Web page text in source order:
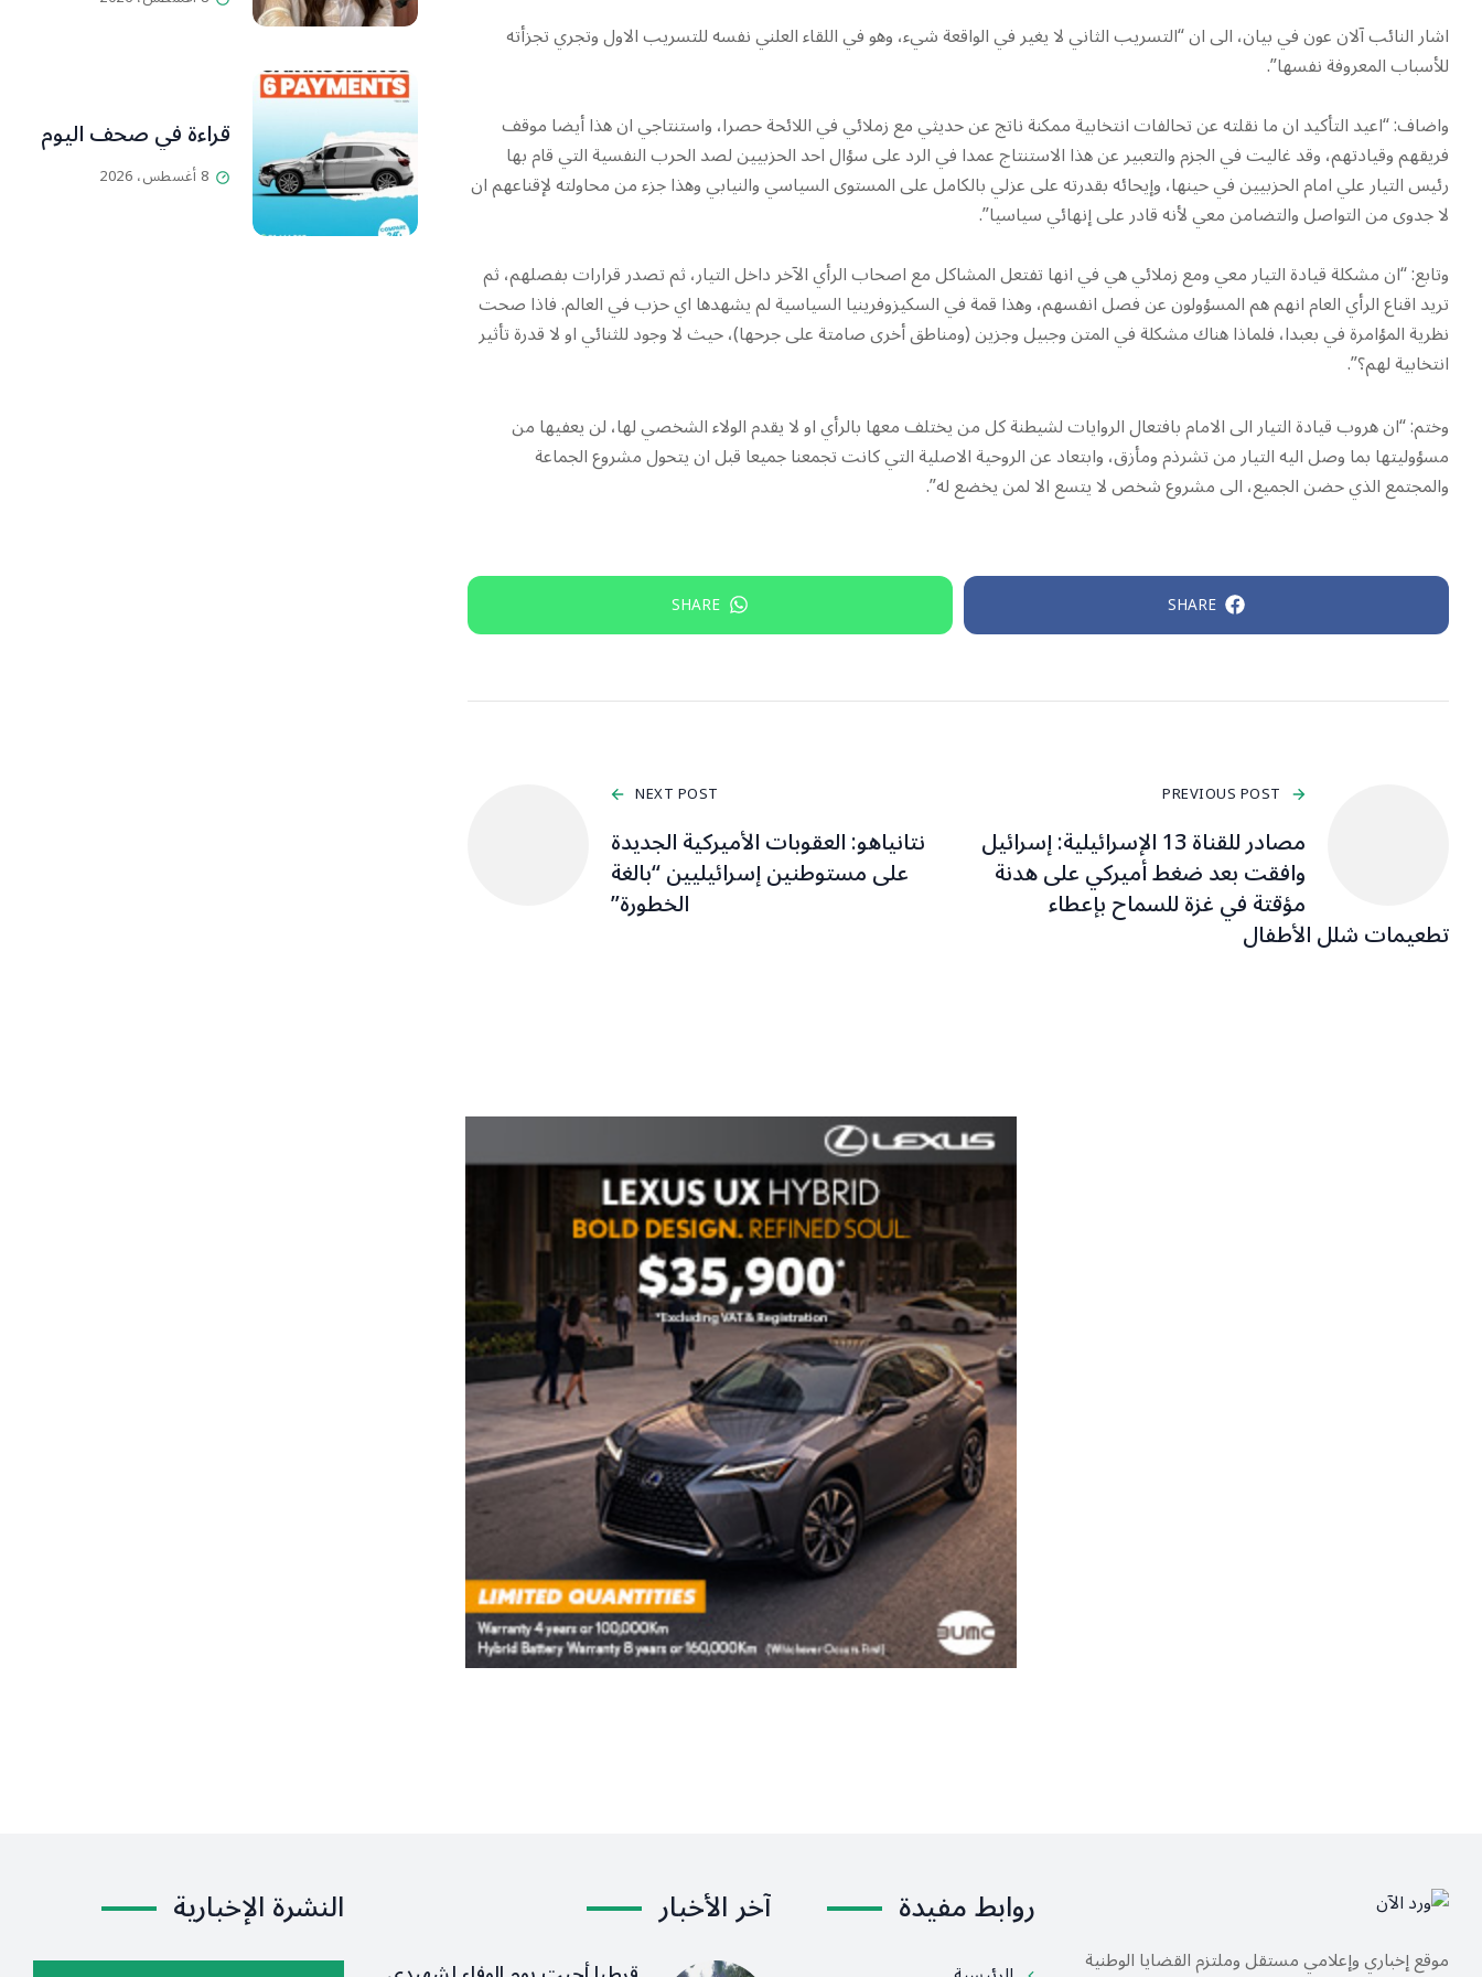
اشار النائب آلان عون في بيان، الى ان “التسريب الثاني لا يغير في الواقعة شيء، وهو في اللقاء العلني نفسه للتسريب الاول وتجري تجزأته
للأسباب المعروفة نفسها”.
واضاف: “اعيد التأكيد ان ما نقلته عن تحالفات انتخابية ممكنة ناتج عن حديثي مع زملائي في اللائحة حصرا، واستنتاجي ان هذا أيضا موقف
فريقهم وقيادتهم، وقد غاليت في الجزم والتعبير عن هذا الاستنتاج عمدا في الرد على سؤال احد الحزبيين لصد الحرب النفسية التي قام بها
رئيس التيار علي امام الحزبيين في حينها، وإيحائه بقدرته على عزلي بالكامل على المستوى السياسي والنيابي وهذا جزء من محاولته لإقناعهم ان
لا جدوى من التواصل والتضامن معي لأنه قادر على إنهائي سياسيا”.
وتابع: “ان مشكلة قيادة التيار معي ومع زملائي هي في انها تفتعل المشاكل مع اصحاب الرأي الآخر داخل التيار، ثم تصدر قرارات بفصلهم، ثم
تريد اقناع الرأي العام انهم هم المسؤولون عن فصل انفسهم، وهذا قمة في السكيزوفرينيا السياسية لم يشهدها اي حزب في العالم. فاذا صحت
نظرية المؤامرة في بعبدا، فلماذا هناك مشكلة في المتن وجبيل وجزين (ومناطق أخرى صامتة على جرحها)، حيث لا وجود للثنائي او لا قدرة تأثير
انتخابية لهم؟”.
وختم: “ان هروب قيادة التيار الى الامام بافتعال الروايات لشيطنة كل من يختلف معها بالرأي او لا يقدم الولاء الشخصي لها، لن يعفيها من
مسؤوليتها بما وصل اليه التيار من تشرذم ومأزق، وابتعاد عن الروحية الاصلية التي كانت تجمعنا جميعا قبل ان يتحول مشروع الجماعة
والمجتمع الذي حضن الجميع، الى مشروع شخص لا يتسع الا لمن يخضع له”.
SHARE
SHARE
PREVIOUS POST
‏مصادر للقناة 13 الإسرائيلية: ‎إسرائيل
وافقت بعد ضغط أميركي على هدنة
مؤقتة في ‎غزة للسماح بإعطاء
تطعيمات شلل الأطفال
NEXT POST
نتانياهو: العقوبات الأميركية الجديدة
على مستوطنين إسرائيليين “بالغة
الخطورة”
قراءة في صحف اليوم
8 أغسطس، 2026
موقع إخباري وإعلامي مستقل وملتزم القضايا الوطنية
روابط مفيدة آخر الأخبار النشرة الإخبارية